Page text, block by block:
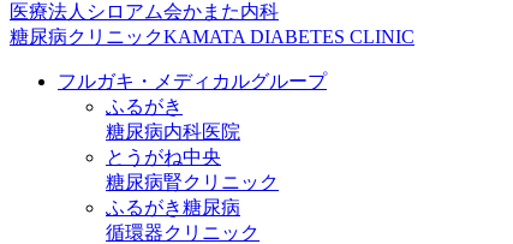
医療法人シロアム会かまた内科
糖尿病クリニックKAMATA DIABETES CLINIC
フルガキ・メディカルグループ
ふるがき
糖尿病内科医院
とうがね中央
糖尿病腎クリニック
ふるがき糖尿病
循環器クリニック